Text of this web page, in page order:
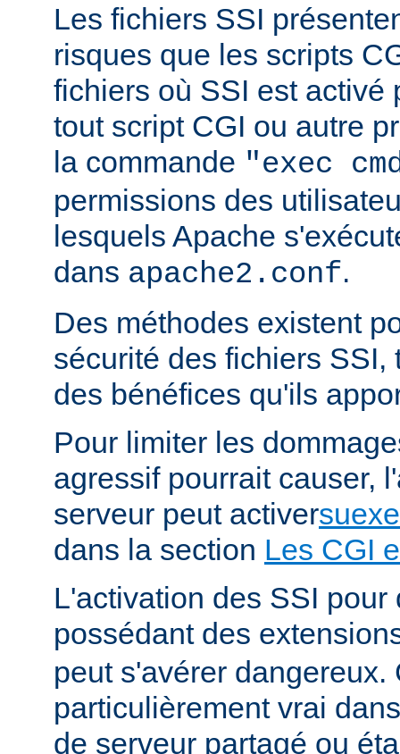
Les fichiers SSI
risques que les scripts
fichiers où SSI est activé
tout script CGI ou autre
la commande "exec
permissions des
lesquels Apache
dans apache2.conf.
Des méthodes existent
sécurité des fichiers SSI,
des bénéfices qu'ils
Pour limiter les
agressif pourrait causer,
serveur peut activer
dans la section Les CGI
L'activation des SSI pour
possédant des
peut s'avérer dangereux.
particulièrement vrai
de serveur partagé ou